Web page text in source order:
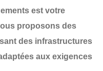
est votre
proposons des
des infrastructures
aux exigences